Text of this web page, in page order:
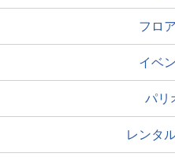
フロ
イベ
パリ
レンタ